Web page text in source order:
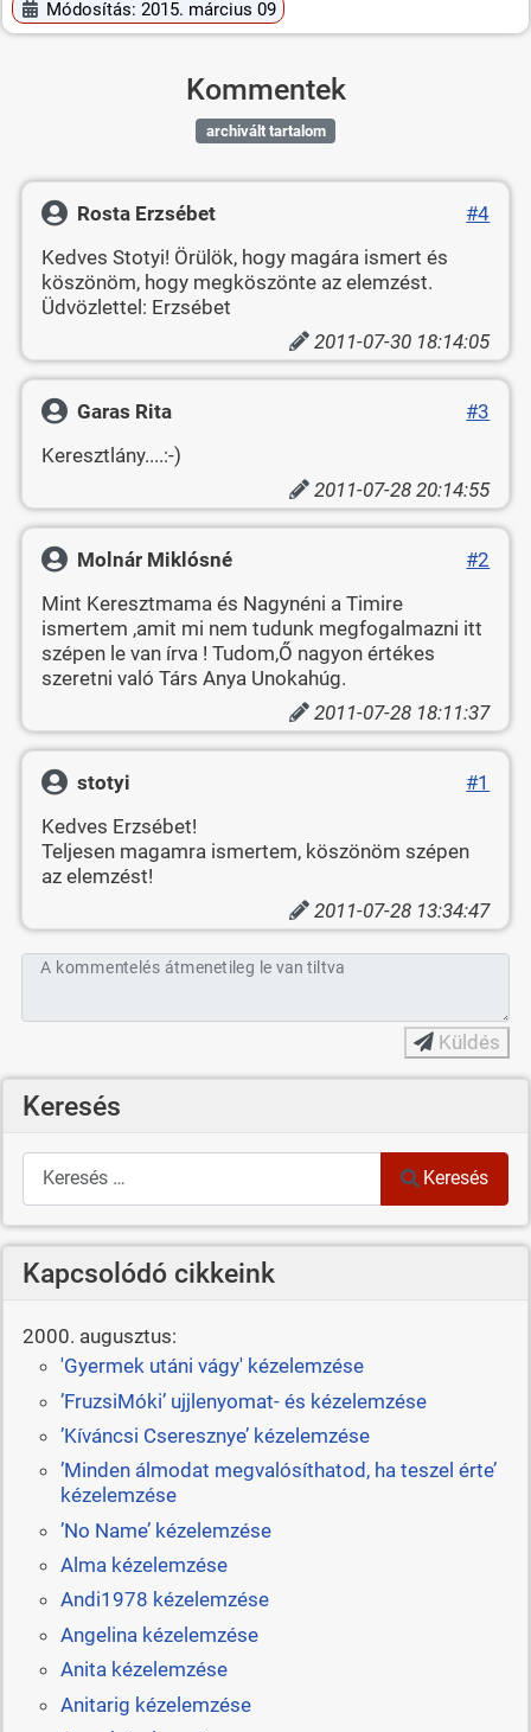
Módosítás: 2015. március 09
Kommentek
archivált tartalom
Rosta Erzsébet
#4
Kedves Stotyi! Örülök, hogy magára ismert és
köszönöm, hogy megköszönte az elemzést.
Üdvözlettel: Erzsébet
2011-07-30 18:14:05
Garas Rita
#3
Keresztlány....:-)
2011-07-28 20:14:55
Molnár Miklósné
#2
Mint Keresztmama és Nagynéni a Timire
ismertem ,amit mi nem tudunk megfogalmazni itt
szépen le van írva ! Tudom,Ő nagyon értékes
szeretni való Társ Anya Unokahúg.
2011-07-28 18:11:37
stotyi
#1
Kedves Erzsébet!
Teljesen magamra ismertem, köszönöm szépen
az elemzést!
2011-07-28 13:34:47
A kommentelés átmenetileg le van tiltva
Küldés
Keresés
Keresés
Keresés
Kapcsolódó cikkeink
2000. augusztus:
'Gyermek utáni vágy' kézelemzése
’FruzsiMóki’ ujjlenyomat- és kézelemzése
’Kíváncsi Cseresznye’ kézelemzése
’Minden álmodat megvalósíthatod, ha teszel érte’
kézelemzése
’No Name’ kézelemzése
Alma kézelemzése
Andi1978 kézelemzése
Angelina kézelemzése
Anita kézelemzése
Anitarig kézelemzése